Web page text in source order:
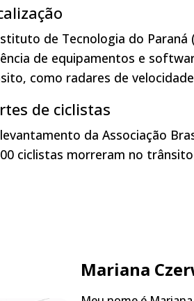
de Tecnologia do
de equipamentos e
como radares de
de ciclistas
da Associação
ciclistas morreram no
Mariana